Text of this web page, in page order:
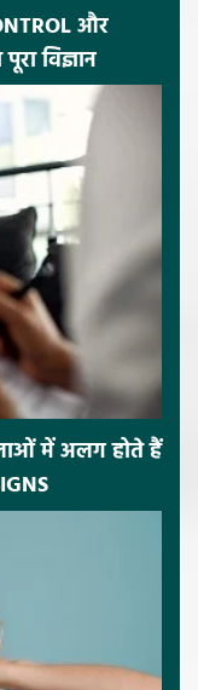
और
विज्ञान
में अलग होते हैं